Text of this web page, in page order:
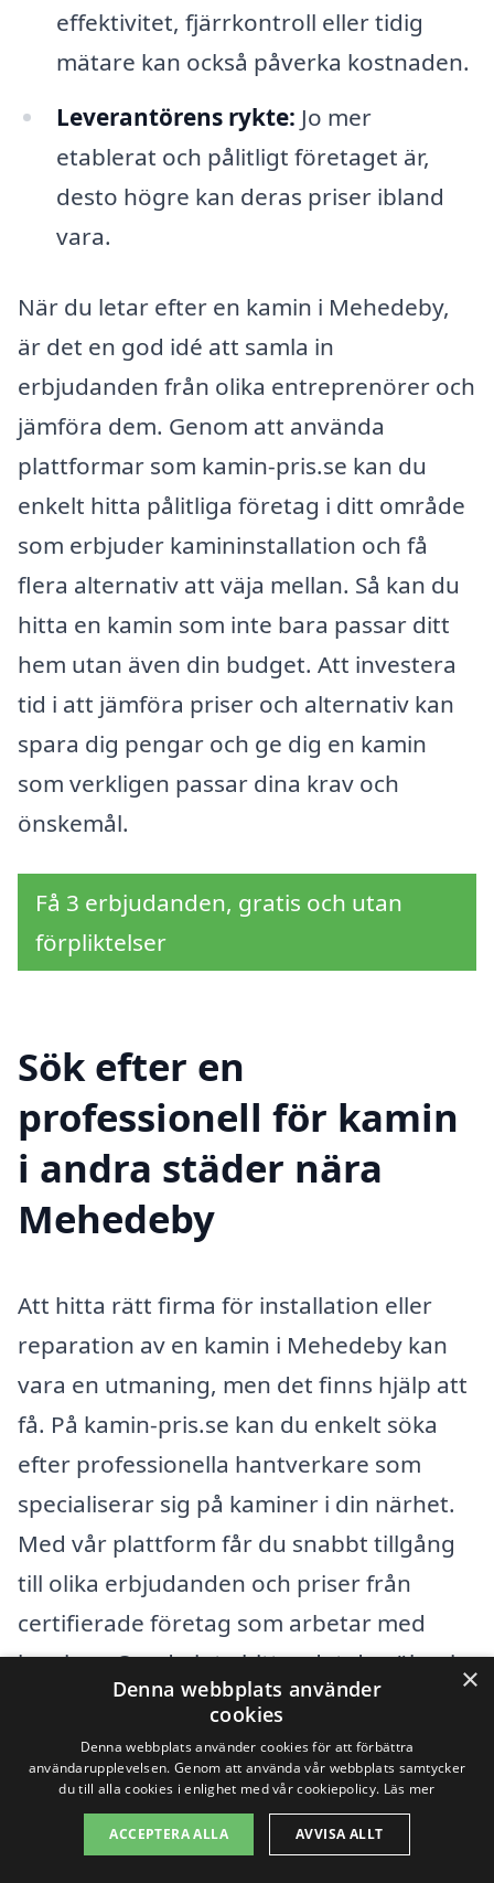
effektivitet, fjärrkontroll eller tidig
mätare kan också påverka kostnaden.
Leverantörens rykte: Jo mer
etablerat och pålitligt företaget är,
desto högre kan deras priser ibland
vara.
När du letar efter en kamin i Mehedeby,
är det en god idé att samla in
erbjudanden från olika entreprenörer och
jämföra dem. Genom att använda
plattformar som kamin-pris.se kan du
enkelt hitta pålitliga företag i ditt område
som erbjuder kamininstallation och få
flera alternativ att väja mellan. Så kan du
hitta en kamin som inte bara passar ditt
hem utan även din budget. Att investera
tid i att jämföra priser och alternativ kan
spara dig pengar och ge dig en kamin
som verkligen passar dina krav och
önskemål.
Få 3 erbjudanden, gratis och utan
förpliktelser
Sök efter en
professionell för kamin
i andra städer nära
Mehedeby
Att hitta rätt firma för installation eller
reparation av en kamin i Mehedeby kan
vara en utmaning, men det finns hjälp att
få. På kamin-pris.se kan du enkelt söka
efter professionella hantverkare som
specialiserar sig på kaminer i din närhet.
Med vår plattform får du snabbt tillgång
till olika erbjudanden och priser från
certifierade företag som arbetar med
kaminer. Om du inte hittar det du söker i
Mehedeby, överväg att även kolla
närliggande städer där det kan finnas fler
alternativ.
Några av de städer du kan överväga är:
×
Denna webbplats använder
cookies
Denna webbplats använder cookies för att förbättra
användarupplevelsen. Genom att använda vår webbplats samtycker
du till alla cookies i enlighet med vår cookiepolicy. Läs mer
ACCEPTERA ALLA AVVISA ALLT